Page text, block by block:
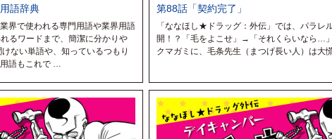
語辞典
界で使われる専門用語や業界用語
るワードまで、簡潔に分かりや
ない単語や、知っているつもり
語もこれで …
第88話「契約完了」
「ななほし★ドラッグ：外伝」では、パラレ
開！？「毛をよこせ」→「それくらいなら…
クマガミに、毛条先生（まつげ長い人）は